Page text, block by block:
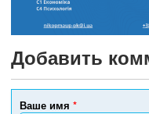
Добавить
Ваше имя *